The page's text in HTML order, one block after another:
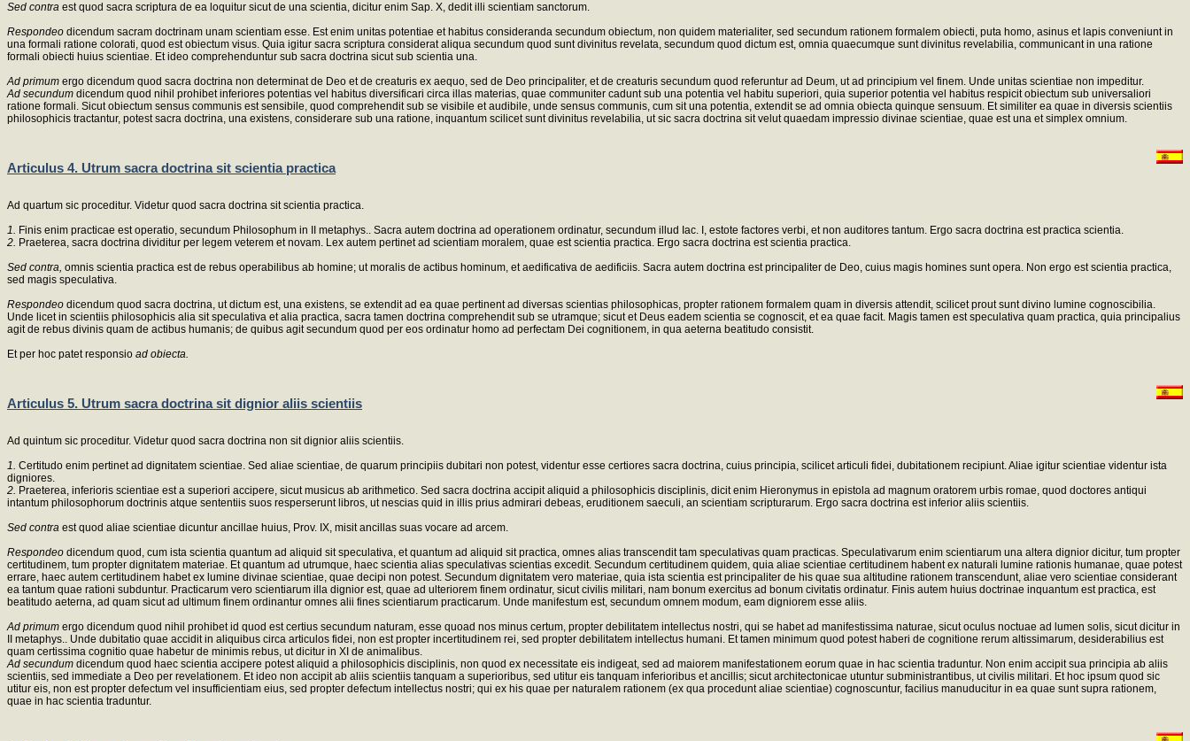
Sed contra est quod sacra scriptura de ea loquitur sicut de una scientia, dicitur enim Sap. X, dedit illi scientiam sanctorum.
Respondeo dicendum sacram doctrinam unam scientiam esse. Est enim unitas potentiae et habitus consideranda secundum obiectum, non quidem materialiter, sed secundum rationem formalem obiecti, puta homo, asinus et lapis conveniunt in
una formali ratione colorati, quod est obiectum visus. Quia igitur sacra scriptura considerat aliqua secundum quod sunt divinitus revelata, secundum quod dictum est, omnia quaecumque sunt divinitus revelabilia, communicant in una ratione
formali obiecti huius scientiae. Et ideo comprehenduntur sub sacra doctrina sicut sub scientia una.
Ad primum ergo dicendum quod sacra doctrina non determinat de Deo et de creaturis ex aequo, sed de Deo principaliter, et de creaturis secundum quod referuntur ad Deum, ut ad principium vel finem. Unde unitas scientiae non impeditur.
Ad secundum dicendum quod nihil prohibet inferiores potentias vel habitus diversificari circa illas materias, quae communiter cadunt sub una potentia vel habitu superiori, quia superior potentia vel habitus respicit obiectum sub universaliori
ratione formali. Sicut obiectum sensus communis est sensibile, quod comprehendit sub se visibile et audibile, unde sensus communis, cum sit una potentia, extendit se ad omnia obiecta quinque sensuum. Et similiter ea quae in diversis scientiis
philosophicis tractantur, potest sacra doctrina, una existens, considerare sub una ratione, inquantum scilicet sunt divinitus revelabilia, ut sic sacra doctrina sit velut quaedam impressio divinae scientiae, quae est una et simplex omnium.
Articulus 4. Utrum sacra doctrina sit scientia practica
Ad quartum sic proceditur. Videtur quod sacra doctrina sit scientia practica.
1. Finis enim practicae est operatio, secundum Philosophum in II metaphys.. Sacra autem doctrina ad operationem ordinatur, secundum illud Iac. I, estote factores verbi, et non auditores tantum. Ergo sacra doctrina est practica scientia.
2. Praeterea, sacra doctrina dividitur per legem veterem et novam. Lex autem pertinet ad scientiam moralem, quae est scientia practica. Ergo sacra doctrina est scientia practica.
Sed contra, omnis scientia practica est de rebus operabilibus ab homine; ut moralis de actibus hominum, et aedificativa de aedificiis. Sacra autem doctrina est principaliter de Deo, cuius magis homines sunt opera. Non ergo est scientia practica,
sed magis speculativa.
Respondeo dicendum quod sacra doctrina, ut dictum est, una existens, se extendit ad ea quae pertinent ad diversas scientias philosophicas, propter rationem formalem quam in diversis attendit, scilicet prout sunt divino lumine cognoscibilia.
Unde licet in scientiis philosophicis alia sit speculativa et alia practica, sacra tamen doctrina comprehendit sub se utramque; sicut et Deus eadem scientia se cognoscit, et ea quae facit. Magis tamen est speculativa quam practica, quia principalius
agit de rebus divinis quam de actibus humanis; de quibus agit secundum quod per eos ordinatur homo ad perfectam Dei cognitionem, in qua aeterna beatitudo consistit.
Et per hoc patet responsio ad obiecta.
Articulus 5. Utrum sacra doctrina sit dignior aliis scientiis
Ad quintum sic proceditur. Videtur quod sacra doctrina non sit dignior aliis scientiis.
1. Certitudo enim pertinet ad dignitatem scientiae. Sed aliae scientiae, de quarum principiis dubitari non potest, videntur esse certiores sacra doctrina, cuius principia, scilicet articuli fidei, dubitationem recipiunt. Aliae igitur scientiae videntur ista
digniores.
2. Praeterea, inferioris scientiae est a superiori accipere, sicut musicus ab arithmetico. Sed sacra doctrina accipit aliquid a philosophicis disciplinis, dicit enim Hieronymus in epistola ad magnum oratorem urbis romae, quod doctores antiqui
intantum philosophorum doctrinis atque sententiis suos resperserunt libros, ut nescias quid in illis prius admirari debeas, eruditionem saeculi, an scientiam scripturarum. Ergo sacra doctrina est inferior aliis scientiis.
Sed contra est quod aliae scientiae dicuntur ancillae huius, Prov. IX, misit ancillas suas vocare ad arcem.
Respondeo dicendum quod, cum ista scientia quantum ad aliquid sit speculativa, et quantum ad aliquid sit practica, omnes alias transcendit tam speculativas quam practicas. Speculativarum enim scientiarum una altera dignior dicitur, tum propter
certitudinem, tum propter dignitatem materiae. Et quantum ad utrumque, haec scientia alias speculativas scientias excedit. Secundum certitudinem quidem, quia aliae scientiae certitudinem habent ex naturali lumine rationis humanae, quae potest
errare, haec autem certitudinem habet ex lumine divinae scientiae, quae decipi non potest. Secundum dignitatem vero materiae, quia ista scientia est principaliter de his quae sua altitudine rationem transcendunt, aliae vero scientiae considerant
ea tantum quae rationi subduntur. Practicarum vero scientiarum illa dignior est, quae ad ulteriorem finem ordinatur, sicut civilis militari, nam bonum exercitus ad bonum civitatis ordinatur. Finis autem huius doctrinae inquantum est practica, est
beatitudo aeterna, ad quam sicut ad ultimum finem ordinantur omnes alii fines scientiarum practicarum. Unde manifestum est, secundum omnem modum, eam digniorem esse aliis.
Ad primum ergo dicendum quod nihil prohibet id quod est certius secundum naturam, esse quoad nos minus certum, propter debilitatem intellectus nostri, qui se habet ad manifestissima naturae, sicut oculus noctuae ad lumen solis, sicut dicitur in
II metaphys.. Unde dubitatio quae accidit in aliquibus circa articulos fidei, non est propter incertitudinem rei, sed propter debilitatem intellectus humani. Et tamen minimum quod potest haberi de cognitione rerum altissimarum, desiderabilius est
quam certissima cognitio quae habetur de minimis rebus, ut dicitur in XI de animalibus.
Ad secundum dicendum quod haec scientia accipere potest aliquid a philosophicis disciplinis, non quod ex necessitate eis indigeat, sed ad maiorem manifestationem eorum quae in hac scientia traduntur. Non enim accipit sua principia ab aliis
scientiis, sed immediate a Deo per revelationem. Et ideo non accipit ab aliis scientiis tanquam a superioribus, sed utitur eis tanquam inferioribus et ancillis; sicut architectonicae utuntur subministrantibus, ut civilis militari. Et hoc ipsum quod sic
utitur eis, non est propter defectum vel insufficientiam eius, sed propter defectum intellectus nostri; qui ex his quae per naturalem rationem (ex qua procedunt aliae scientiae) cognoscuntur, facilius manuducitur in ea quae sunt supra rationem,
quae in hac scientia traduntur.